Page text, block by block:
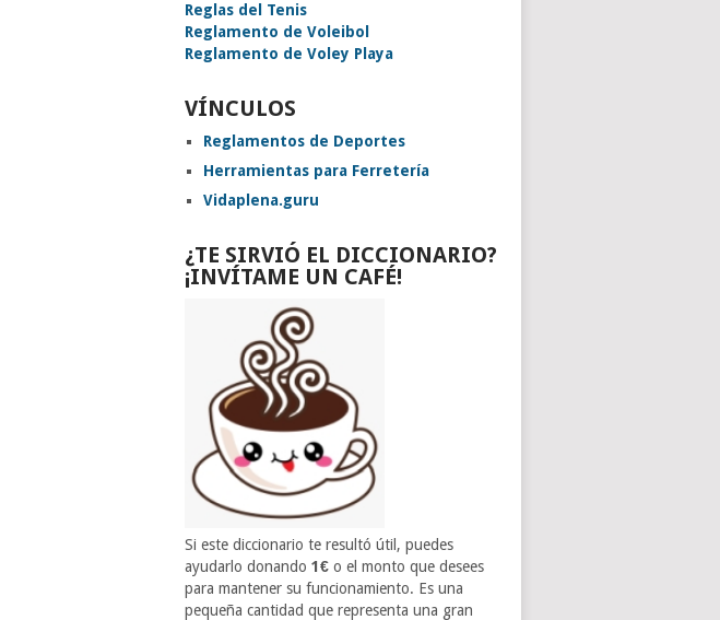
Reglas del Tenis
Reglamento de Voleibol
Reglamento de Voley Playa
VÍNCULOS
Reglamentos de Deportes
Herramientas para Ferretería
Vidaplena.guru
¿TE SIRVIÓ EL DICCIONARIO?
¡INVÍTAME UN CAFÉ!
Si este diccionario te resultó útil, puedes
ayudarlo donando1€ o el monto que desees
para mantener su funcionamiento. Es una
pequeña cantidad que representa una gran